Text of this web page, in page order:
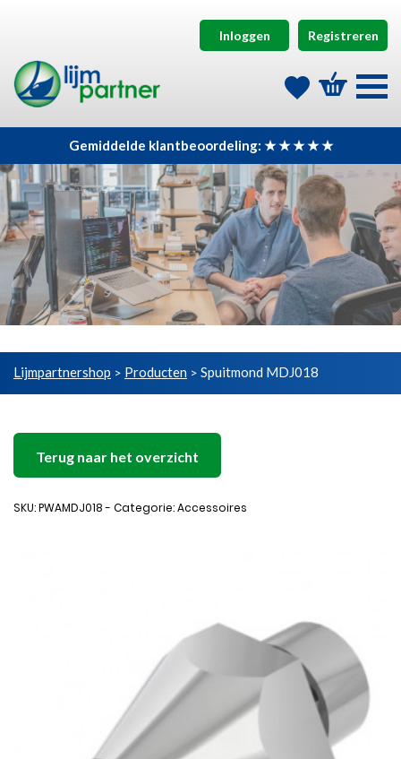
Inloggen Registreren
Gemiddelde klantbeoordeling: ★ ★ ★ ★ ★
Lijmpartnershop > Producten > Spuitmond MDJ018
Terug naar het overzicht
SKU: PWAMDJ018 - Categorie: Accessoires